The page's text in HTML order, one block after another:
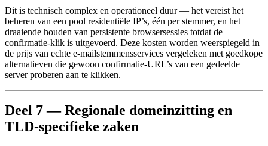
Dit is technisch complex en operationeel duur — het vereist het
beheren van een pool residentiële IP’s, één per stemmer, en het
draaiende houden van persistente browsersessies totdat de
confirmatie-klik is uitgevoerd. Deze kosten worden weerspiegeld in
de prijs van echte e-mailstemmensservices vergeleken met goedkope
alternatieven die gewoon confirmatie-URL’s van een gedeelde
server proberen aan te klikken.
Deel 7 — Regionale domeinzitting en
TLD-specifieke zaken